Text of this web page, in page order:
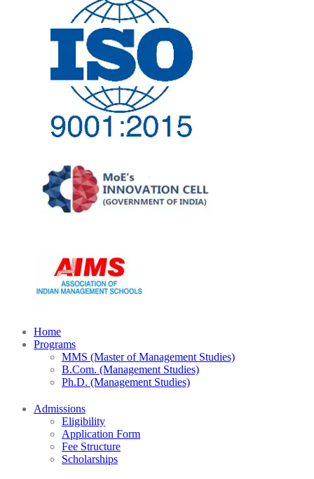
Home
Programs
MMS (Master of Management Studies)
B.Com. (Management Studies)
Ph.D. (Management Studies)
Admissions
Eligibility
Application Form
Fee Structure
Scholarships